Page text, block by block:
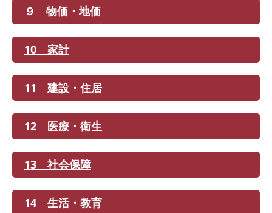
９ 物価・地価
10 家計
11 建設・住居
12 医療・衛生
13 社会保障
14 生活・教育